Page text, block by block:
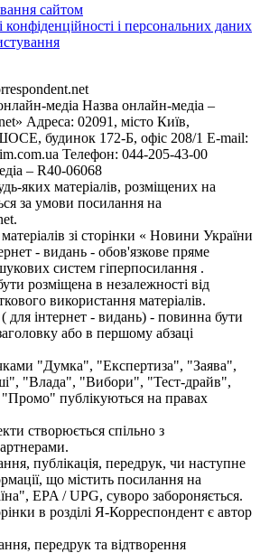
сайтом
конфіденційності і персональних даних
медіа Назва онлайн-медіа –
Адреса: 02091, місто Київ,
будинок 172-Б, офіс 208/1 E-mail:
Телефон: 044-205-43-00
– R40-06068
яких матеріалів, розміщених на
за умови посилання на
зі сторінки « Новини України
- видань - обов'язкове пряме
систем гіперпосилання .
розміщена в незалежності від
використання матеріалів.
для інтернет - видань) - повинна бути
або в першому абзаці
"Думка", "Експертиза", "Заява",
"Влада", "Вибори", "Тест-драйв",
публікуються на правах
створюється спільно з
публікація, передрук, чи наступне
що містить посилання на
EPA / UPG, суворо забороняється.
в розділі Я-Корреспондент є автор
передрук та відтворення